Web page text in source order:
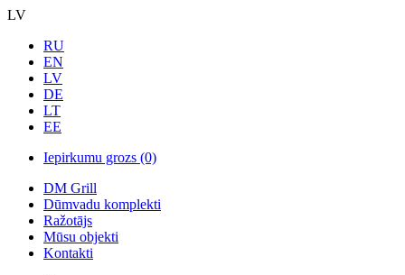
LV
RU
EN
LV
DE
LT
EE
Iepirkumu grozs (0)
DM Grill
Dūmvadu komplekti
Ražotājs
Mūsu objekti
Kontakti